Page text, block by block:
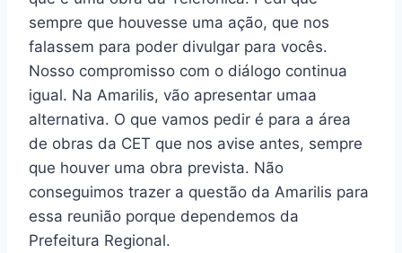
sempre que houvesse uma ação, que nos
falassem para poder divulgar para vocês.
Nosso compromisso com o diálogo continua
igual. Na Amarilis, vão apresentar umaa
alternativa. O que vamos pedir é para a área
de obras da CET que nos avise antes, sempre
que houver uma obra prevista. Não
conseguimos trazer a questão da Amarilis para
essa reunião porque dependemos da
Prefeitura Regional.